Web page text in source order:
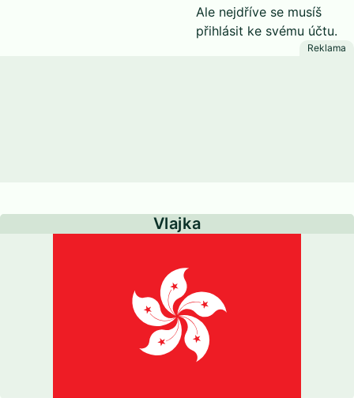
Ale nejdříve se musíš
přihlásit ke svému účtu.
Vlajka